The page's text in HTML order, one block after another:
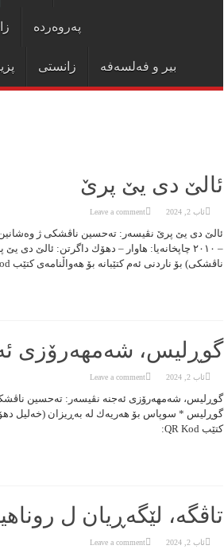
پەروەردە
زانستی بیر و فەلسەفە
ئالێ دی یێ پرێ
ئاب 2, 2024 Leave a comment
– ٢٠١٠ چاپخانەیا: هاوار – دهۆك داگرتن:
ناڤشكی) بۆ ناردنی ئەم کتێبانە بۆ هەواڵنامەی کتێب ‌QR Kod:
گوڕلیس، شەمهەرۆزی
ئاب 2, 2024 Leave a comment
گوڕلیس * سوپاس بۆ هەریەك لە بەڕیزان (خەلیل
کتێب QR Kod:
تاڤگە، لێگەڕیان ل
ئاب 2, 2024 Leave a comment